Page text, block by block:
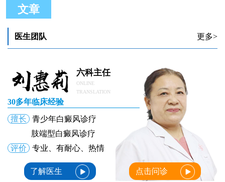
文章
补骨脂治疗白癜风白斑的药方真的有效吗
补骨脂治疗白癜风的效果怎么样
医生团队 更多>
六科主任
ONLINE
TRANSLATION
30多年临床经验
擅长
青少年白癜风诊疗
肢端型白癜风诊疗
评价
专业、有耐心、热情
了解医生 点击问诊